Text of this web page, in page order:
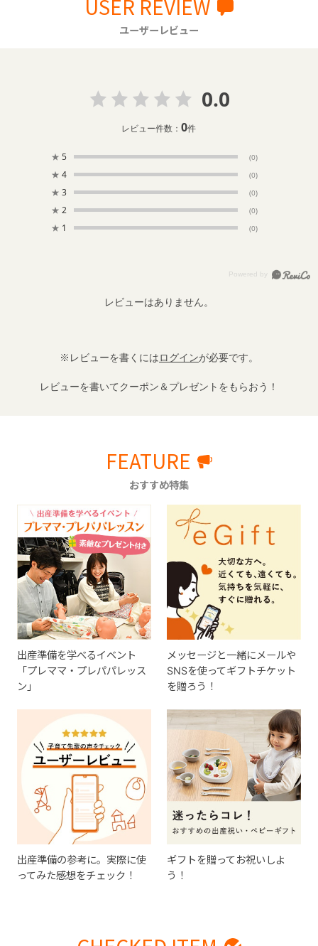
USER REVIEW
ユーザーレビュー
0.0
レビュー件数：0件
★ 5 (0)
★ 4 (0)
★ 3 (0)
★ 2 (0)
★ 1 (0)
レビューはありません。
※レビューを書くにはログインが必要です。
レビューを書いてクーポン＆プレゼントをもらおう！
FEATURE
おすすめ特集
出産準備を学べるイベント
「プレママ・プレパパレッス
ン」
メッセージと一緒にメールや
SNSを使ってギフトチケット
を贈ろう！
出産準備の参考に。実際に使
ってみた感想をチェック！
ギフトを贈ってお祝いしよ
う！